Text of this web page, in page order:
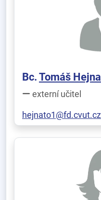
Bc. Tomáš Hejna
externí učitel
hejnato1@fd.cvut.cz